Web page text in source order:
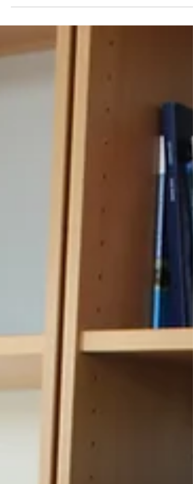
kanske mer...